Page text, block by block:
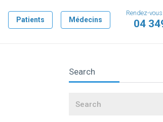
Patients Médecins
Rendez-
04
Search